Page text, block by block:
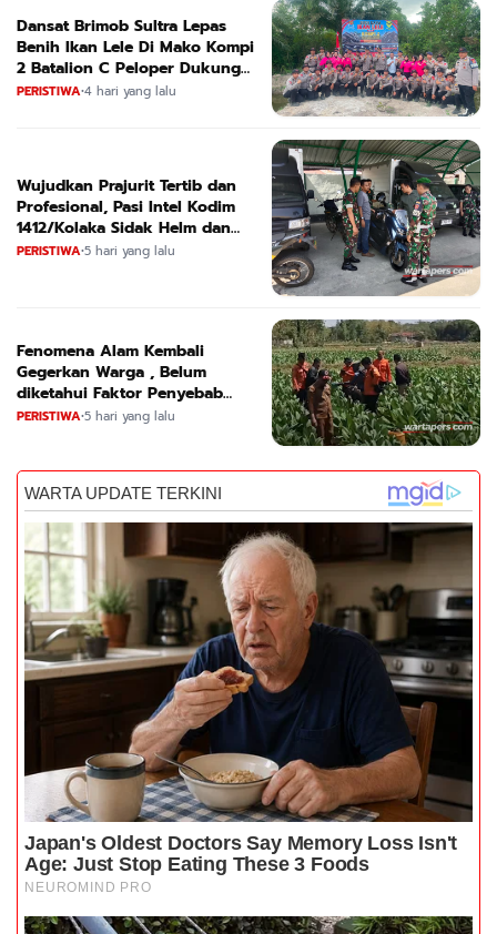
Dansat Brimob Sultra Lepas
Benih Ikan Lele Di Mako Kompi
2 Batalion C Peloper Dukung
ketahanan Pangan Nasional
PERISTIWA•4 hari yang lalu
Wujudkan Prajurit Tertib dan
Profesional, Pasi Intel Kodim
1412/Kolaka Sidak Helm dan
Kendaraan
PERISTIWA•5 hari yang lalu
Fenomena Alam Kembali
Gegerkan Warga , Belum
diketahui Faktor Penyebab
Suara
PERISTIWA•5 hari yang lalu